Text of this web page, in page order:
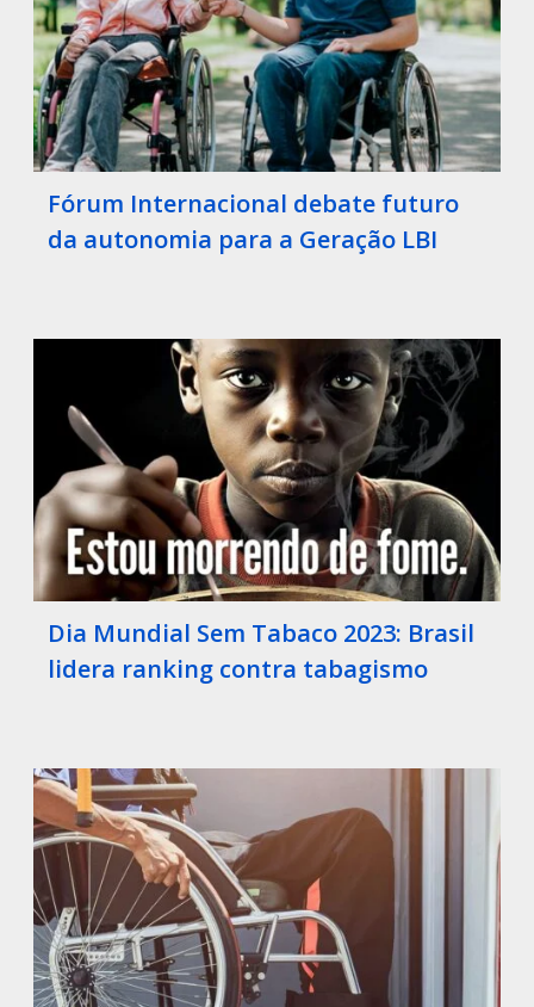
Fórum Internacional debate futuro
da autonomia para a Geração LBI
Dia Mundial Sem Tabaco 2023: Brasil
lidera ranking contra tabagismo